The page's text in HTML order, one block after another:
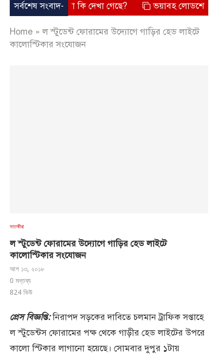
সর্বশেষ সংবাদ-
তার চেহারা কি দেখা গেছে? ভয়াবহ লোডশেডিং, বিদ্যুত
Home »ল স্টুডেন্ট ফোরামের উদ্যোগে গাড়ির হেড লাইটে
কালোস্টিকার সংযোজন
সাতক্ষীরা
ল স্টুডেন্ট ফোরামের উদ্যোগে গাড়ির হেড লাইটে
কালোস্টিকার সংযোজন
আগ ১৩, ২০১৮
0 মন্তব্য
824 ভিউ
প্রেস বিজ্ঞপ্তি:নিরাপদ সড়কের দাবিতে চলমান ট্রাফিক সপ্তাহে
ল স্টুডেন্টস ফোরামের পক্ষ থেকে গাড়ীর হেড লাইটের উপরে
কালো স্টিকার লাগানো হয়েছে। সোমবার দুপুর ১টায়